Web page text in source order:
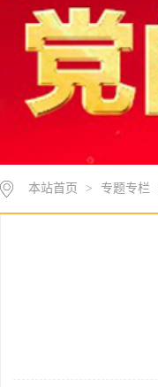
本站首页 > 专题专栏